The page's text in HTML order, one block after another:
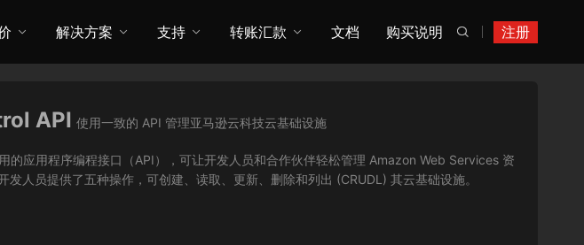
注册

解决方案 支持 转账汇款 文档 购买说明
API 使用一致的 API 管理亚马逊云科技云基础设施
的应用程序编程接口（API），可让开发人员和合作伙伴轻松管理 Amazon Web Services 资
人员提供了五种操作，可创建、读取、更新、删除和列出 (CRUDL) 其云基础设施。